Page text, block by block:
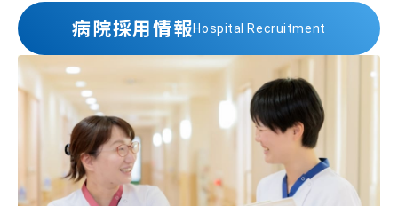
病院採用情報Hospital Recruitment